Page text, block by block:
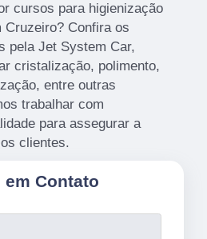
cursos para higienização
Confira os
pela Jet System Car,
cristalização, polimento,
entre outras
trabalhar com
para assegurar a
clientes.
em Contato